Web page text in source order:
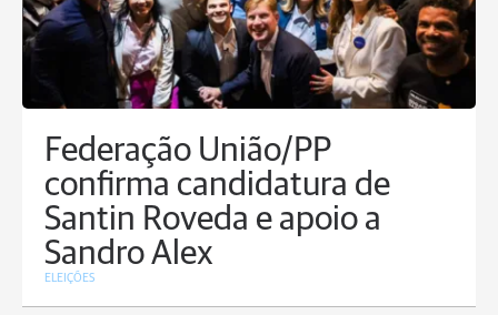
Federação União/PP
confirma candidatura de
Santin Roveda e apoio a
Sandro Alex
ELEIÇÕES